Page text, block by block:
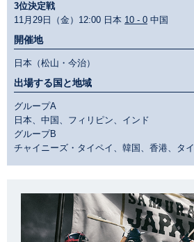
3位決定戦
11月29日（金）12:00 日本 10 - 0 中国
開催地
日本（松山・今治）
出場する国と地域
グループA
日本、中国、フィリピン、インド
グループB
チャイニーズ・タイペイ、韓国、香港、タイ